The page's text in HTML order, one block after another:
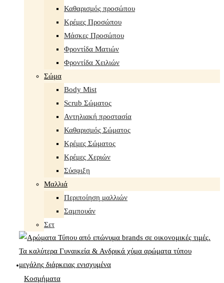
Καθαρισμός προσώπου
Κρέμες Προσώπου
Μάσκες Προσώπου
Φροντίδα Ματιών
Φροντίδα Χειλιών
Σώμα
Body Mist
Scrub Σώματος
Αντηλιακή προστασία
Καθαρισμός Σώματος
Κρέμες Σώματος
Κρέμες Χεριών
Σύσφιξη
Mαλλιά
Περιποίηση μαλλιών
Σαμπουάν
Σετ
Κοσμήματα